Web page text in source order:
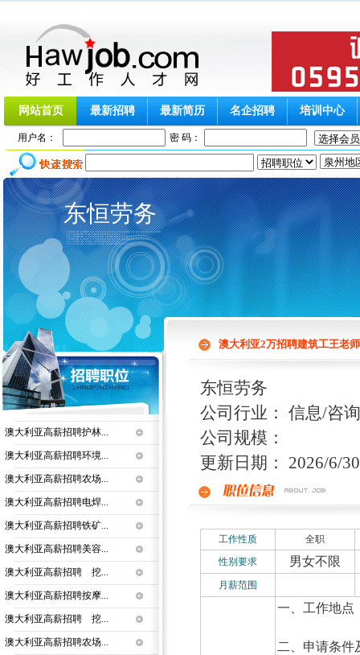
网站首页 最新招聘 最新简历 名企招聘 培训中心
用户名： 密 码：
东恒劳务
澳大利亚高薪招聘护林...
澳大利亚高薪招聘环境...
澳大利亚高薪招聘农场...
澳大利亚高薪招聘电焊...
澳大利亚高薪招聘铁矿...
澳大利亚高薪招聘美容...
澳大利亚高薪招聘 挖...
澳大利亚高薪招聘按摩...
澳大利亚高薪招聘 挖...
澳大利亚高薪招聘农场...
澳大利亚2万招聘建筑工王老师
东恒劳务
公司行业： 信息/咨
公司规模：
更新日期： 2026/6/
工作性质
全职
性别要求
男女不限
月薪范围
一、工作地点
二、申请条件